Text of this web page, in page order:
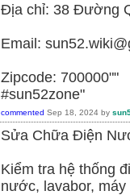
Địa chỉ: 38 Đường
Email:
Zipcode: 700000""
#sun52zone"
commented Sep 18, 2024 by
Sửa Chữa Điện
Kiểm tra hệ thống
nước, lavabor,